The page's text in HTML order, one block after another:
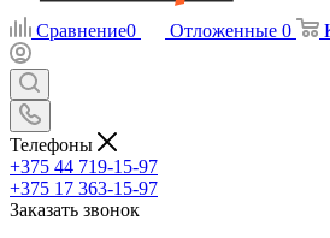
Сравнение0 Отложенные 0
Телефоны
+375 44 719-15-97
+375 17 363-15-97
Заказать звонок